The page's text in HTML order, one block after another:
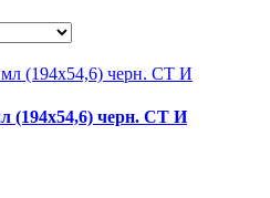
(194х54,6) черн. СТ И